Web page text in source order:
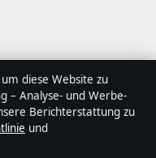
Politik, Wirtschaft,
Jeder Artikel
diese Website zu
– Analyse- und Werbe-
Berichterstattung zu
und